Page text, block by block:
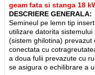
geam fata si stanga 18
DESCRIERE GENERALA:
Semineul pe lemn tip
utilizare datorita
(sistem ghilotina)
conectata cu
a doua fulii prevazute cu
se asigura o echilibrare a